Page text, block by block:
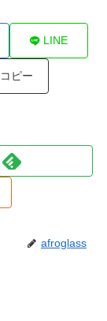
LINE
コピー
afroglass